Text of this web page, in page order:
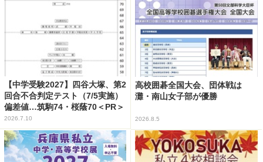
【中学受験2027】四谷大塚、第2
回合不合判定テスト（7/5実施）
偏差値…筑駒74・桜蔭70＜PR＞
2026.7.10
高校囲碁全国大会、団体戦は
灘・南山女子部が優勝
2026.8.5